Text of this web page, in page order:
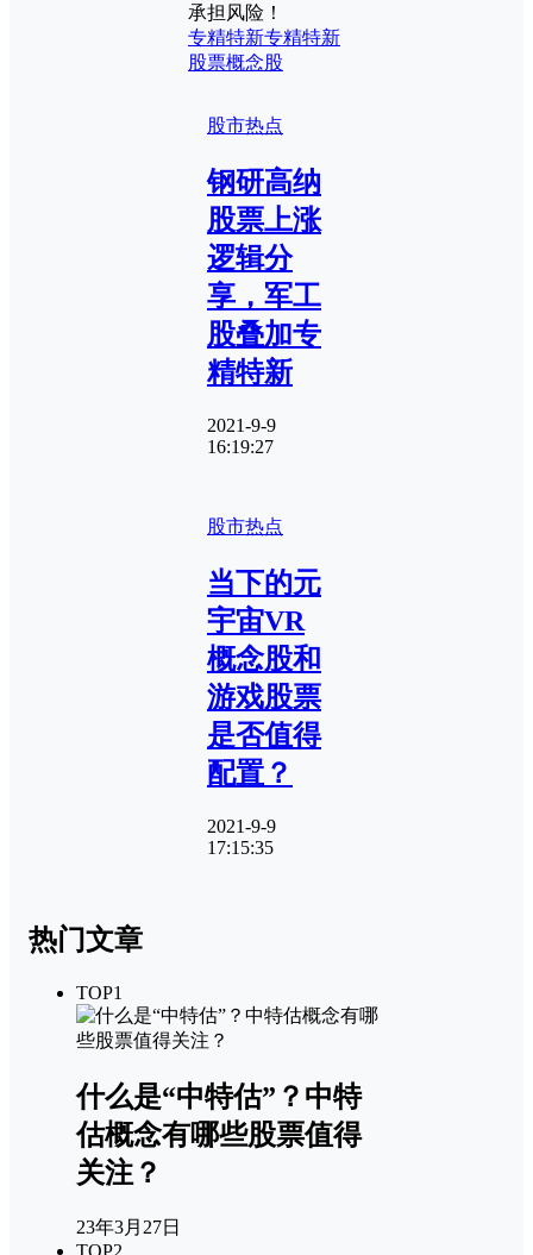
承担风险！
专精特新专精特新
股票概念股
股市热点
钢研高纳
股票上涨
逻辑分
享，军工
股叠加专
精特新
2021-9-9
16:19:27
股市热点
当下的元
宇宙VR
概念股和
游戏股票
是否值得
配置？
2021-9-9
17:15:35
热门文章
TOP1
什么是“中特估”？中特
估概念有哪些股票值得
关注？
23年3月27日
TOP2